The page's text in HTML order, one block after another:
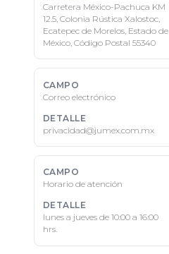
Carretera México-Pachuca KM
12.5, Colonia Rústica Xalostoc,
Ecatepec de Morelos, Estado de
México, Código Postal 55340
Correo electrónico
privacidad@jumex.com.mx
Horario de atención
lunes a jueves de 10:00 a 16:00
hrs.